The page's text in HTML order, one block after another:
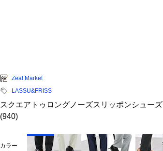
Zeal Market
LASSU&FRISS
スクエアトゥロングノーズスリッポンシューズ
(940)
カラー